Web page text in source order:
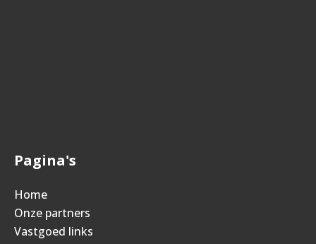
Pagina's
Home
Onze partners
Vastgoed links